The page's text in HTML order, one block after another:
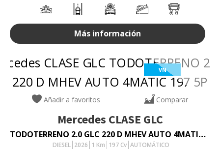
Más información
VN
Añadir a favoritos Comparar
Mercedes CLASE GLC
TODOTERRENO 2.0 GLC 220 D MHEV AUTO 4MATIC 197 5P
DIESEL 2026 1 Km 197Cv AUTOMÁTICO